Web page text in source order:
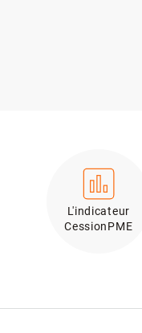
L'indicateur
CessionPME